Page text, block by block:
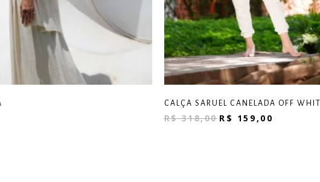
CALÇA SARUEL CANELADA OFF
R$318,00 R$ 159,00